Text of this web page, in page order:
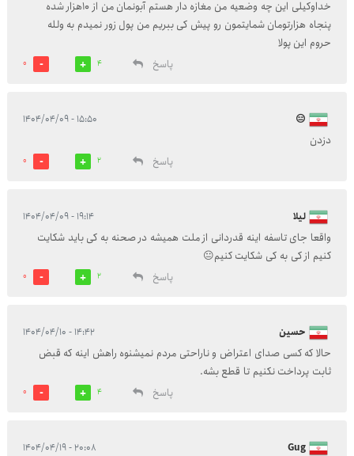
خداوکیلی این چه وضعیه من مغازه دار هستم آبونمان من از 10هزار شده
پنجاه هزارتومان شمایتمون رو پیش کی ببریم من پول زور نمیدم به ولله
حروم این پولا
پاسخ
4
0
😑 ۱۵:۵۰ - ۱۴۰۴/۰۴/۰۹
دزدن
پاسخ
2
0
لیلا ۱۹:۱۴ - ۱۴۰۴/۰۴/۰۹
واقعا جای تاسفه اینه قدردانی از ملت همیشه در صحنه به کی باید شکایت
کنیم از کی به کی شکایت کنیم😐
پاسخ
2
0
حسین ۱۴:۴۲ - ۱۴۰۴/۰۴/۱۰
حالا که کسی صدای اعتراض و ناراحتی مردم نمیشنوه راهش اینه که قبض
ثابت پرداخت نکنیم تا قطع بشه.
پاسخ
4
0
Gug ۲۰:۰۸ - ۱۴۰۴/۰۴/۱۹